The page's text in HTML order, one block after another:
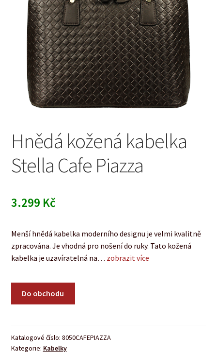
Hnědá kožená kabelka
Stella Cafe Piazza
3.299 Kč
Menší hnědá kabelka moderního designu je velmi kvalitně
zpracována. Je vhodná pro nošení do ruky. Tato kožená
kabelka je uzavíratelná na… zobrazit více
Do obchodu
Katalogové číslo: 8050CAFEPIAZZA
Kategorie: Kabelky